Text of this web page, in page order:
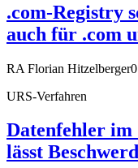
.com-Registry
auch für .com
RA Florian Hitzelberger
URS-Verfahren
Datenfehler im
lässt